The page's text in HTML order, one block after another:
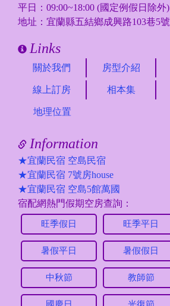
平日：09:00~18:00 (國定例假日除外)
地址：宜蘭縣五結鄉成興路103巷5號
Links
關於我們 房型介紹
線上訂房 相本集
地理位置
Information
★宜蘭民宿 空島民宿
★宜蘭民宿 7號房house
★宜蘭民宿 空島5館萬國
宿配網熱門假期空房查詢：
旺季假日 旺季平日
暑假平日 暑假假日
中秋節 教師節